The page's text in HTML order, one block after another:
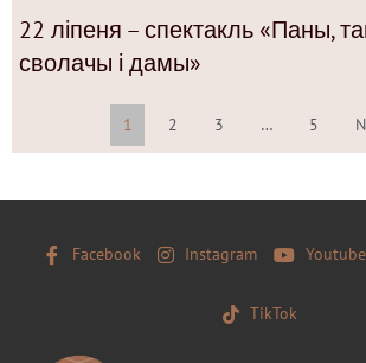
22 ліпеня – спектакль «Паны,
сволачы і дамы»
1 2 3 … 5
Facebook Instagram Youtube
TikTok